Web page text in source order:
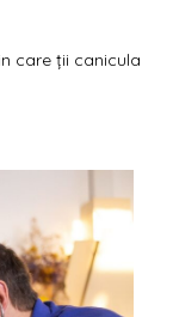
care ții canicula